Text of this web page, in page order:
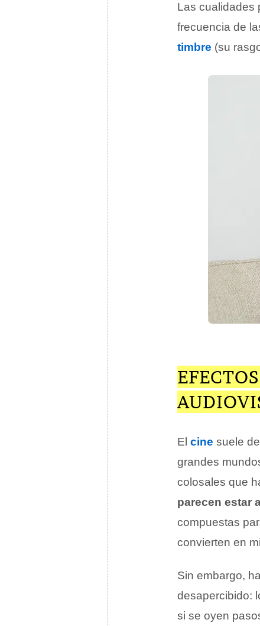
Las cualidades
frecuencia de
timbre (su
El cine suele
grandes
colosales que
parecen estar
compuestas
convierten en
Sin embargo,
desapercibido:
si se oyen